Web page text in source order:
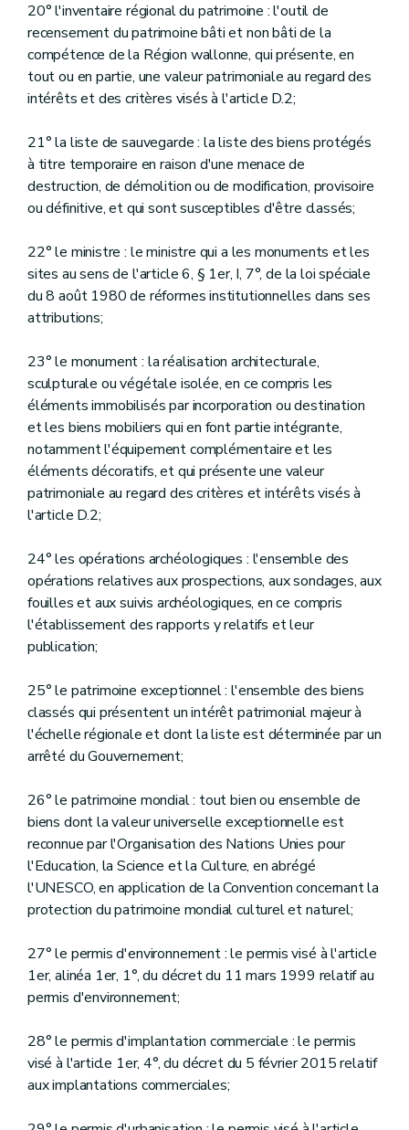
20° l'inventaire régional du patrimoine : l'outil de
recensement du patrimoine bâti et non bâti de la
compétence de la Région wallonne, qui présente, en
tout ou en partie, une valeur patrimoniale au regard des
intérêts et des critères visés à l'article D.2;
21° la liste de sauvegarde : la liste des biens protégés
à titre temporaire en raison d'une menace de
destruction, de démolition ou de modification, provisoire
ou définitive, et qui sont susceptibles d'être classés;
22° le ministre : le ministre qui a les monuments et les
sites au sens de l'article 6, § 1er, I, 7°, de la loi spéciale
du 8 août 1980 de réformes institutionnelles dans ses
attributions;
23° le monument : la réalisation architecturale,
sculpturale ou végétale isolée, en ce compris les
éléments immobilisés par incorporation ou destination
et les biens mobiliers qui en font partie intégrante,
notamment l'équipement complémentaire et les
éléments décoratifs, et qui présente une valeur
patrimoniale au regard des critères et intérêts visés à
l'article D.2;
24° les opérations archéologiques : l'ensemble des
opérations relatives aux prospections, aux sondages, aux
fouilles et aux suivis archéologiques, en ce compris
l'établissement des rapports y relatifs et leur
publication;
25° le patrimoine exceptionnel : l'ensemble des biens
classés qui présentent un intérêt patrimonial majeur à
l'échelle régionale et dont la liste est déterminée par un
arrêté du Gouvernement;
26° le patrimoine mondial : tout bien ou ensemble de
biens dont la valeur universelle exceptionnelle est
reconnue par l'Organisation des Nations Unies pour
l'Education, la Science et la Culture, en abrégé
l'UNESCO, en application de la Convention concernant la
protection du patrimoine mondial culturel et naturel;
27° le permis d'environnement : le permis visé à l'article
1er, alinéa 1er, 1°, du décret du 11 mars 1999 relatif au
permis d'environnement;
28° le permis d'implantation commerciale : le permis
visé à l'article 1er, 4°, du décret du 5 février 2015 relatif
aux implantations commerciales;